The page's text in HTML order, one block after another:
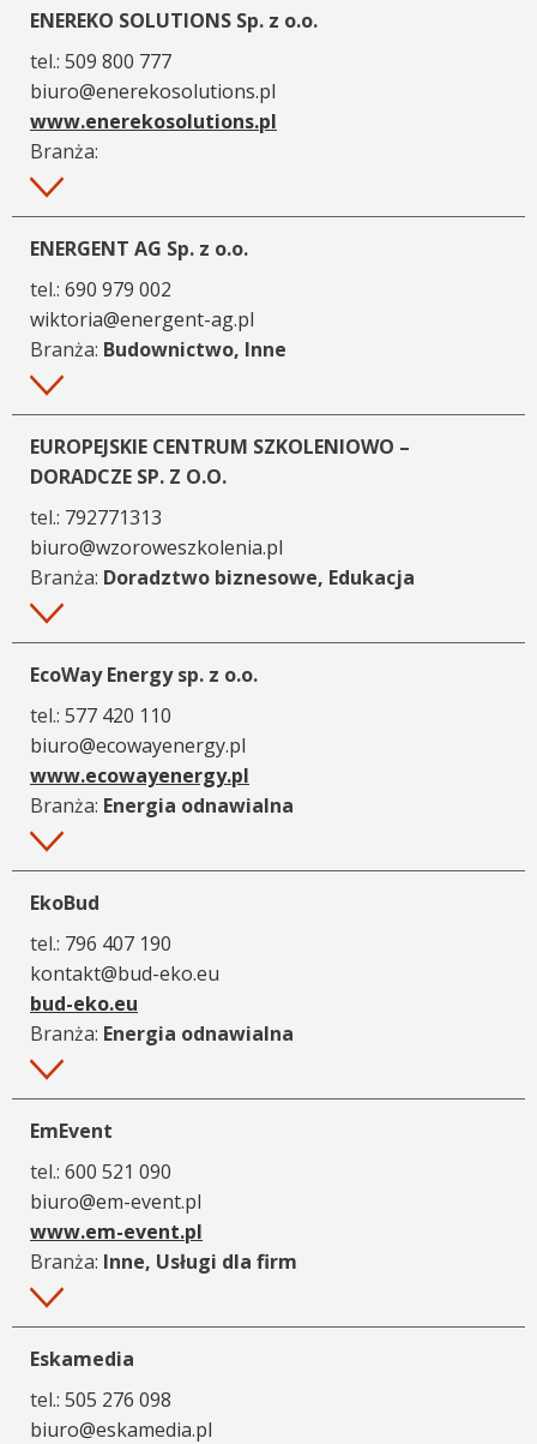
ENEREKO SOLUTIONS Sp. z o.o.
tel.: 509 800 777
biuro@enerekosolutions.pl
www.enerekosolutions.pl
Branża:
Więcej
ENERGENT AG Sp. z o.o.
tel.: 690 979 002
wiktoria@energent-ag.pl
Branża: Budownictwo, Inne
Więcej
EUROPEJSKIE CENTRUM SZKOLENIOWO –
DORADCZE SP. Z O.O.
tel.: 792771313
biuro@wzoroweszkolenia.pl
Branża: Doradztwo biznesowe, Edukacja
Więcej
EcoWay Energy sp. z o.o.
tel.: 577 420 110
biuro@ecowayenergy.pl
www.ecowayenergy.pl
Branża: Energia odnawialna
Więcej
EkoBud
tel.: 796 407 190
kontakt@bud-eko.eu
bud-eko.eu
Branża: Energia odnawialna
Więcej
EmEvent
tel.: 600 521 090
biuro@em-event.pl
www.em-event.pl
Branża: Inne, Usługi dla firm
Więcej
Eskamedia
tel.: 505 276 098
biuro@eskamedia.pl